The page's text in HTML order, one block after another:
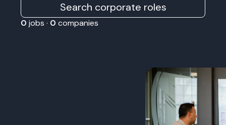
Search corporate roles
0 jobs · 0 companies